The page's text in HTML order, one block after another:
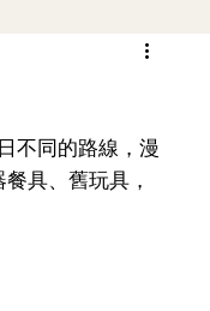
不同的路線，漫
具、舊玩具，